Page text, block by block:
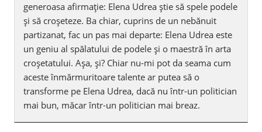
generoasa afirmaţie: Elena Udrea ştie să spele podele
şi să croşeteze. Ba chiar, cuprins de un nebănuit
partizanat, fac un pas mai departe: Elena Udrea este
un geniu al spălatului de podele şi o maestră în arta
croşetatului. Aşa, şi? Chiar nu-mi pot da seama cum
aceste înmărmuritoare talente ar putea să o
transforme pe Elena Udrea, dacă nu într-un politician
mai bun, măcar într-un politician mai breaz.